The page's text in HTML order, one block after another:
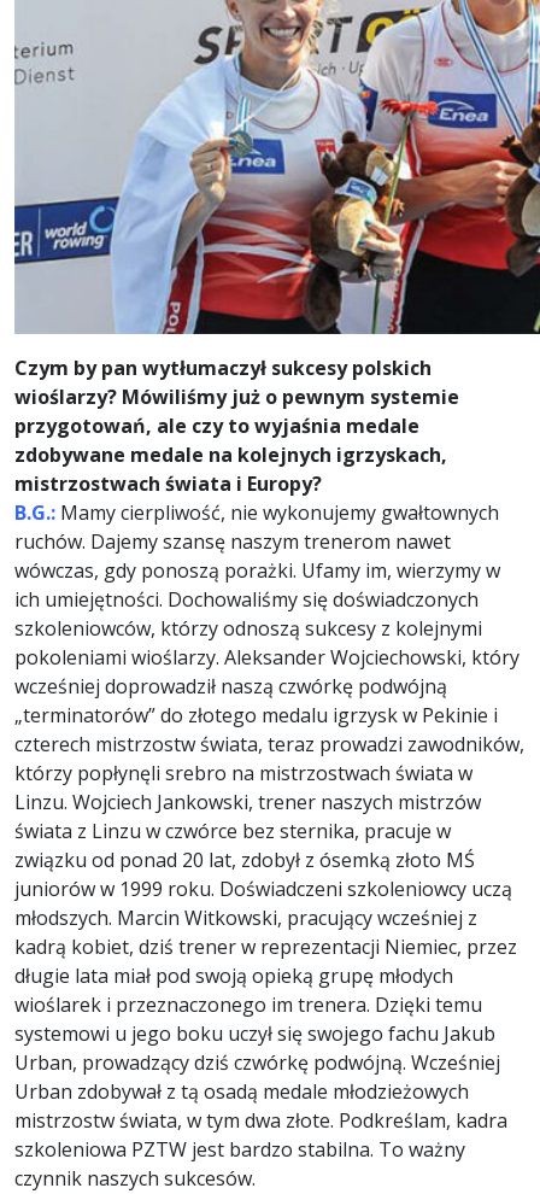
Czym by pan wytłumaczył sukcesy polskich
wioślarzy? Mówiliśmy już o pewnym systemie
przygotowań, ale czy to wyjaśnia medale
zdobywane medale na kolejnych igrzyskach,
mistrzostwach świata i Europy?
B.G.: Mamy cierpliwość, nie wykonujemy gwałtownych
ruchów. Dajemy szansę naszym trenerom nawet
wówczas, gdy ponoszą porażki. Ufamy im, wierzymy w
ich umiejętności. Dochowaliśmy się doświadczonych
szkoleniowców, którzy odnoszą sukcesy z kolejnymi
pokoleniami wioślarzy. Aleksander Wojciechowski, który
wcześniej doprowadził naszą czwórkę podwójną
„terminatorów” do złotego medalu igrzysk w Pekinie i
czterech mistrzostw świata, teraz prowadzi zawodników,
którzy popłynęli srebro na mistrzostwach świata w
Linzu. Wojciech Jankowski, trener naszych mistrzów
świata z Linzu w czwórce bez sternika, pracuje w
związku od ponad 20 lat, zdobył z ósemką złoto MŚ
juniorów w 1999 roku. Doświadczeni szkoleniowcy uczą
młodszych. Marcin Witkowski, pracujący wcześniej z
kadrą kobiet, dziś trener w reprezentacji Niemiec, przez
długie lata miał pod swoją opieką grupę młodych
wioślarek i przeznaczonego im trenera. Dzięki temu
systemowi u jego boku uczył się swojego fachu Jakub
Urban, prowadzący dziś czwórkę podwójną. Wcześniej
Urban zdobywał z tą osadą medale młodzieżowych
mistrzostw świata, w tym dwa złote. Podkreślam, kadra
szkoleniowa PZTW jest bardzo stabilna. To ważny
czynnik naszych sukcesów.